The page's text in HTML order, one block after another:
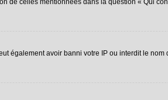
de celles mentionnées dans la question « Qui
également avoir banni votre IP ou interdit le